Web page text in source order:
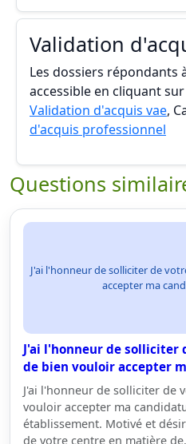
Validation
Les dossiers répondants
accessible en cliquant
Validation d'acquis vae,
d'acquis professionnel
Questions
J'ai l'honneur de solliciter de
accepter ma
J'ai l'honneur de solliciter
de bien vouloir accepter
J'ai l'honneur de solliciter de
vouloir accepter ma
établissement. Motivé et
de votre centre en matière